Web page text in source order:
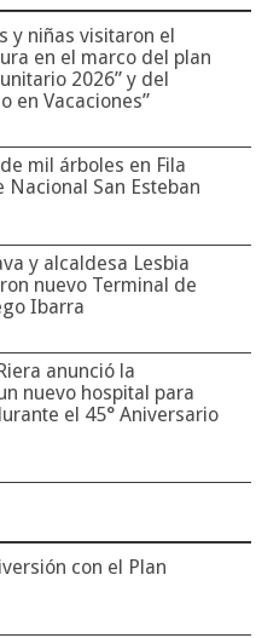
y niñas visitaron el
en el marco del plan
2026” y del
en Vacaciones”
mil árboles en Fila
Nacional San Esteban
y alcaldesa Lesbia
nuevo Terminal de
Ibarra
anunció la
nuevo hospital para
el 45° Aniversario
con el Plan